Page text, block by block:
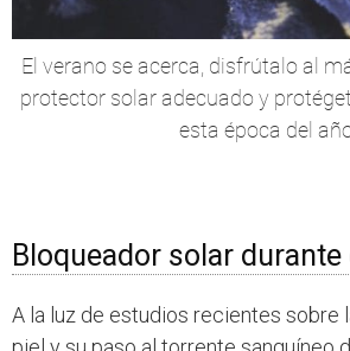
El verano se acerca, disfrútalo al
protector solar adecuado y
esta época del
Bloqueador solar
A la luz de estudios recientes sobre